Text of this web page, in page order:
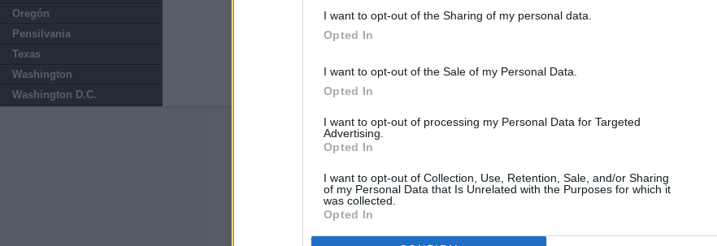
I want to opt-out of the Sharing of my personal data.
Opted In
I want to opt-out of the Sale of my Personal Data.
Opted In
I want to opt-out of processing my Personal Data for Targeted
Advertising.
Opted In
I want to opt-out of Collection, Use, Retention, Sale, and/or Sharing
of my Personal Data that Is Unrelated with the Purposes for which it
was collected.
Opted In
Oregón
Pensilvania
Texas
Washington
Washington D.C.
Últimas noticias
controles: "Nos lo esperábamos peor"
España impone controles a los viajeros procedentes de Italia tras el rechazo de
Meloni a quitarlos